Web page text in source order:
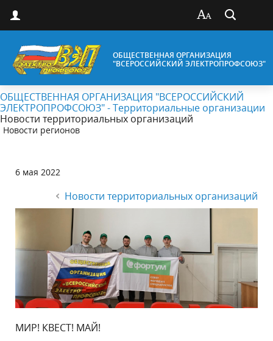
ОБЩЕСТВЕННАЯ ОРГАНИЗАЦИЯ
"ВСЕРОССИЙСКИЙ ЭЛЕКТРОПРОФСОЮЗ"
ОБЩЕСТВЕННАЯ ОРГАНИЗАЦИЯ "ВСЕРОССИЙСКИЙ
ЭЛЕКТРОПРОФСОЮЗ" - Территориальные организации
Новости территориальных организаций
Новости регионов
6 мая 2022
Новости территориальных организаций
МИР! КВЕСТ! МАЙ!